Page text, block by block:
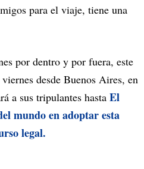
para el viaje, tiene una
por dentro y por fuera, este
desde Buenos Aires, en
a sus tripulantes hasta El
mundo en adoptar esta
legal.